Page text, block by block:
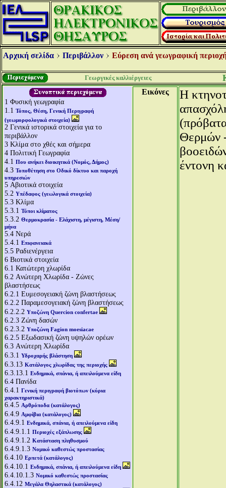
Αρχική σελίδα Περιβάλλον Εύρεση ανά γεωγραφική
Γεωργικές καλλιέργειες
1 Φυσική γεωγραφία
1.1 Τόπος, Θέση, Γενική Περιγραφή
(γεωμορφολογικά στοιχεία)
2 Γενικά ιστορικά στοιχεία για το
περιβάλλον
3 Κλίμα στο χθές και σήμερα
4 Πολιτική Γεωγραφία
4.1 Που ανήκει διοικητικά (Νομός, Δήμος)
4.3 Τοποθέτηση στο Οδικό δίκτυο και παροχή
υπηρεσιών
5 Αβιοτικά στοιχεία
5.2 Υπέδαφος (γεωλογικά στοιχεία)
5.3 Κλίμα
5.3.1 Τύποι κλίματος
5.3.2 Θερμοκρασία - Ελάχιστη, μέγιστη, Μέση/
μήνα
5.4 Νερά
5.4.1 Επιφανειακά
5.5 Ραδιενέργεια
6 Βιοτικά στοιχεία
6.1 Κατώτερη χλωρίδα
6.2 Aνώτερη Χλωρίδα - Ζώνες
βλαστήσεως
6.2.1 Ευμεσογειακή ζώνη βλαστήσεως
6.2.2 Παραμεσογειακή ζώνη βλαστήσεως
6.2.2.2 Υποζώνη Quercion confertae
6.2.3 Ζώνη δασών
6.2.3.2 Υποζώνη Fagion moesiacae
6.2.5 Εξωδασική ζώνη υψηλών ορέων
6.3 Aνώτερη Χλωρίδα
6.3.1 Υδροχαρής βλάστηση
6.3.13 Κατάλογος χλωρίδας της περιοχής
6.3.13.1 Ενδημικά, σπάνια, ή απειλούμενα είδη
6.4 Πανίδα
6.4.1 Γενική περιγραφή βιοτόπων (κύρια
χαρακτηριστικά)
6.4.5 Αρθρόποδα (κατάλογος)
6.4.9 Αμφίβια (κατάλογος)
6.4.9.1 Ενδημικά, σπάνια, ή απειλούμενα είδη
6.4.9.1.1 Περιοχές εξάπλωσης
6.4.9.1.2 Κατάσταση πληθυσμού
6.4.9.1.3 Νομικό καθεστώς προστασίας
6.4.10 Ερπετά (κατάλογος)
6.4.10.1 Ενδημικά, σπάνια, ή απειλούμενα είδη
6.4.10.1.3 Νομικό καθεστώς προστασίας
6.4.12 Μεγάλα Θηλαστικά (κατάλογος)
Εικόνες
Η
Θερμών
έντονη